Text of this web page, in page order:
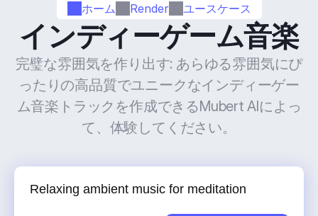
ホーム Render ユースケース
インディーゲーム音楽
完璧な雰囲気を作り出す: あらゆる雰囲気にぴ
ったりの高品質でユニークなインディーゲー
ム音楽トラックを作成できるMubert AIによっ
て、体験してください。